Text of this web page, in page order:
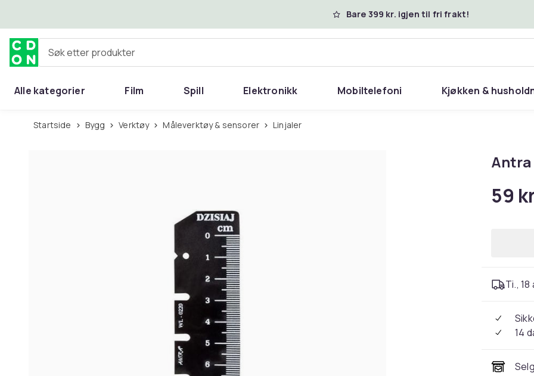
Bare 399 kr. igjen til fri frakt!
Søk etter produkter
Alle kategorier Film Spill Elektronikk Mobiltelefoni Kjøkken &
Startside Bygg Verktøy Måleverktøy & sensorer Linjaler
59
Ti., 18
14